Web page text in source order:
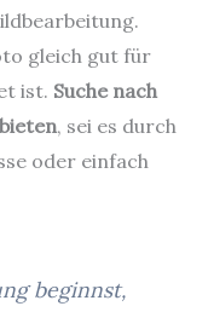
gleich gut für
ist. Suche nach
, sei es durch
oder einfach
beginnst,